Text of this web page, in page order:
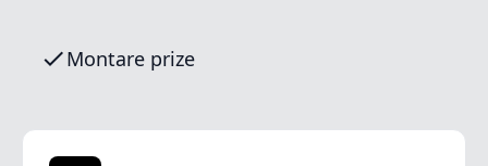
Montare prize